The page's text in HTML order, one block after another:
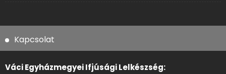
Kapcsolat
Váci Egyházmegyei Ifjúsági Lelkészség: